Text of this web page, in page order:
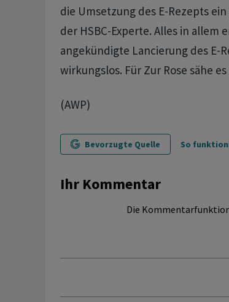
die Umsetzung des E-Rezepts
der HSBC-Experte. Alles in allem
angekündigte Lancierung des E-
wirkungslos. Für Zur Rose sähe
(AWP)
Bevorzugte Quelle So
Ihr Kommentar
Die